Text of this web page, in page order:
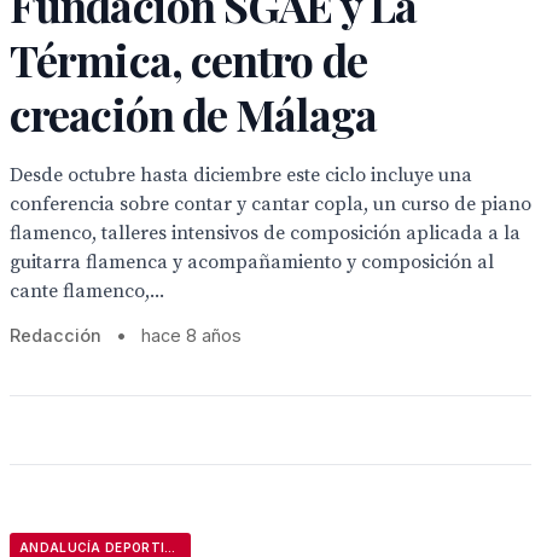
Térmica, centro de
creación de Málaga
Desde octubre hasta diciembre este ciclo incluye una
conferencia sobre contar y cantar copla, un curso de piano
flamenco, talleres intensivos de composición aplicada a la
guitarra flamenca y acompañamiento y composición al
cante flamenco,...
Redacción • hace 8 años